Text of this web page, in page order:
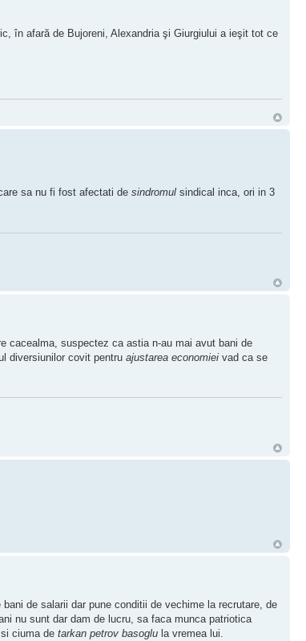
în afară de Bujoreni, Alexandria şi Giurgiului a ieşit tot ce
sa nu fi fost afectati desindromul sindical inca, ori in 3
cacealma, suspectez ca astia n-au mai avut bani de
diversiunilor covit pentruajustarea economiei vad ca se
de salarii dar pune conditii de vechime la recrutare, de
nu sunt dar dam de lucru, sa faca munca patriotica
si ciuma detarkan petrov basoglu la vremea lui.